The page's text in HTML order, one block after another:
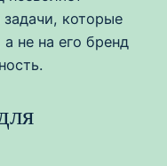
которые
не на его бренд